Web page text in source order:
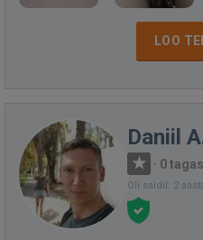
LOO
Daniil
· 0
Oli saidil: 2